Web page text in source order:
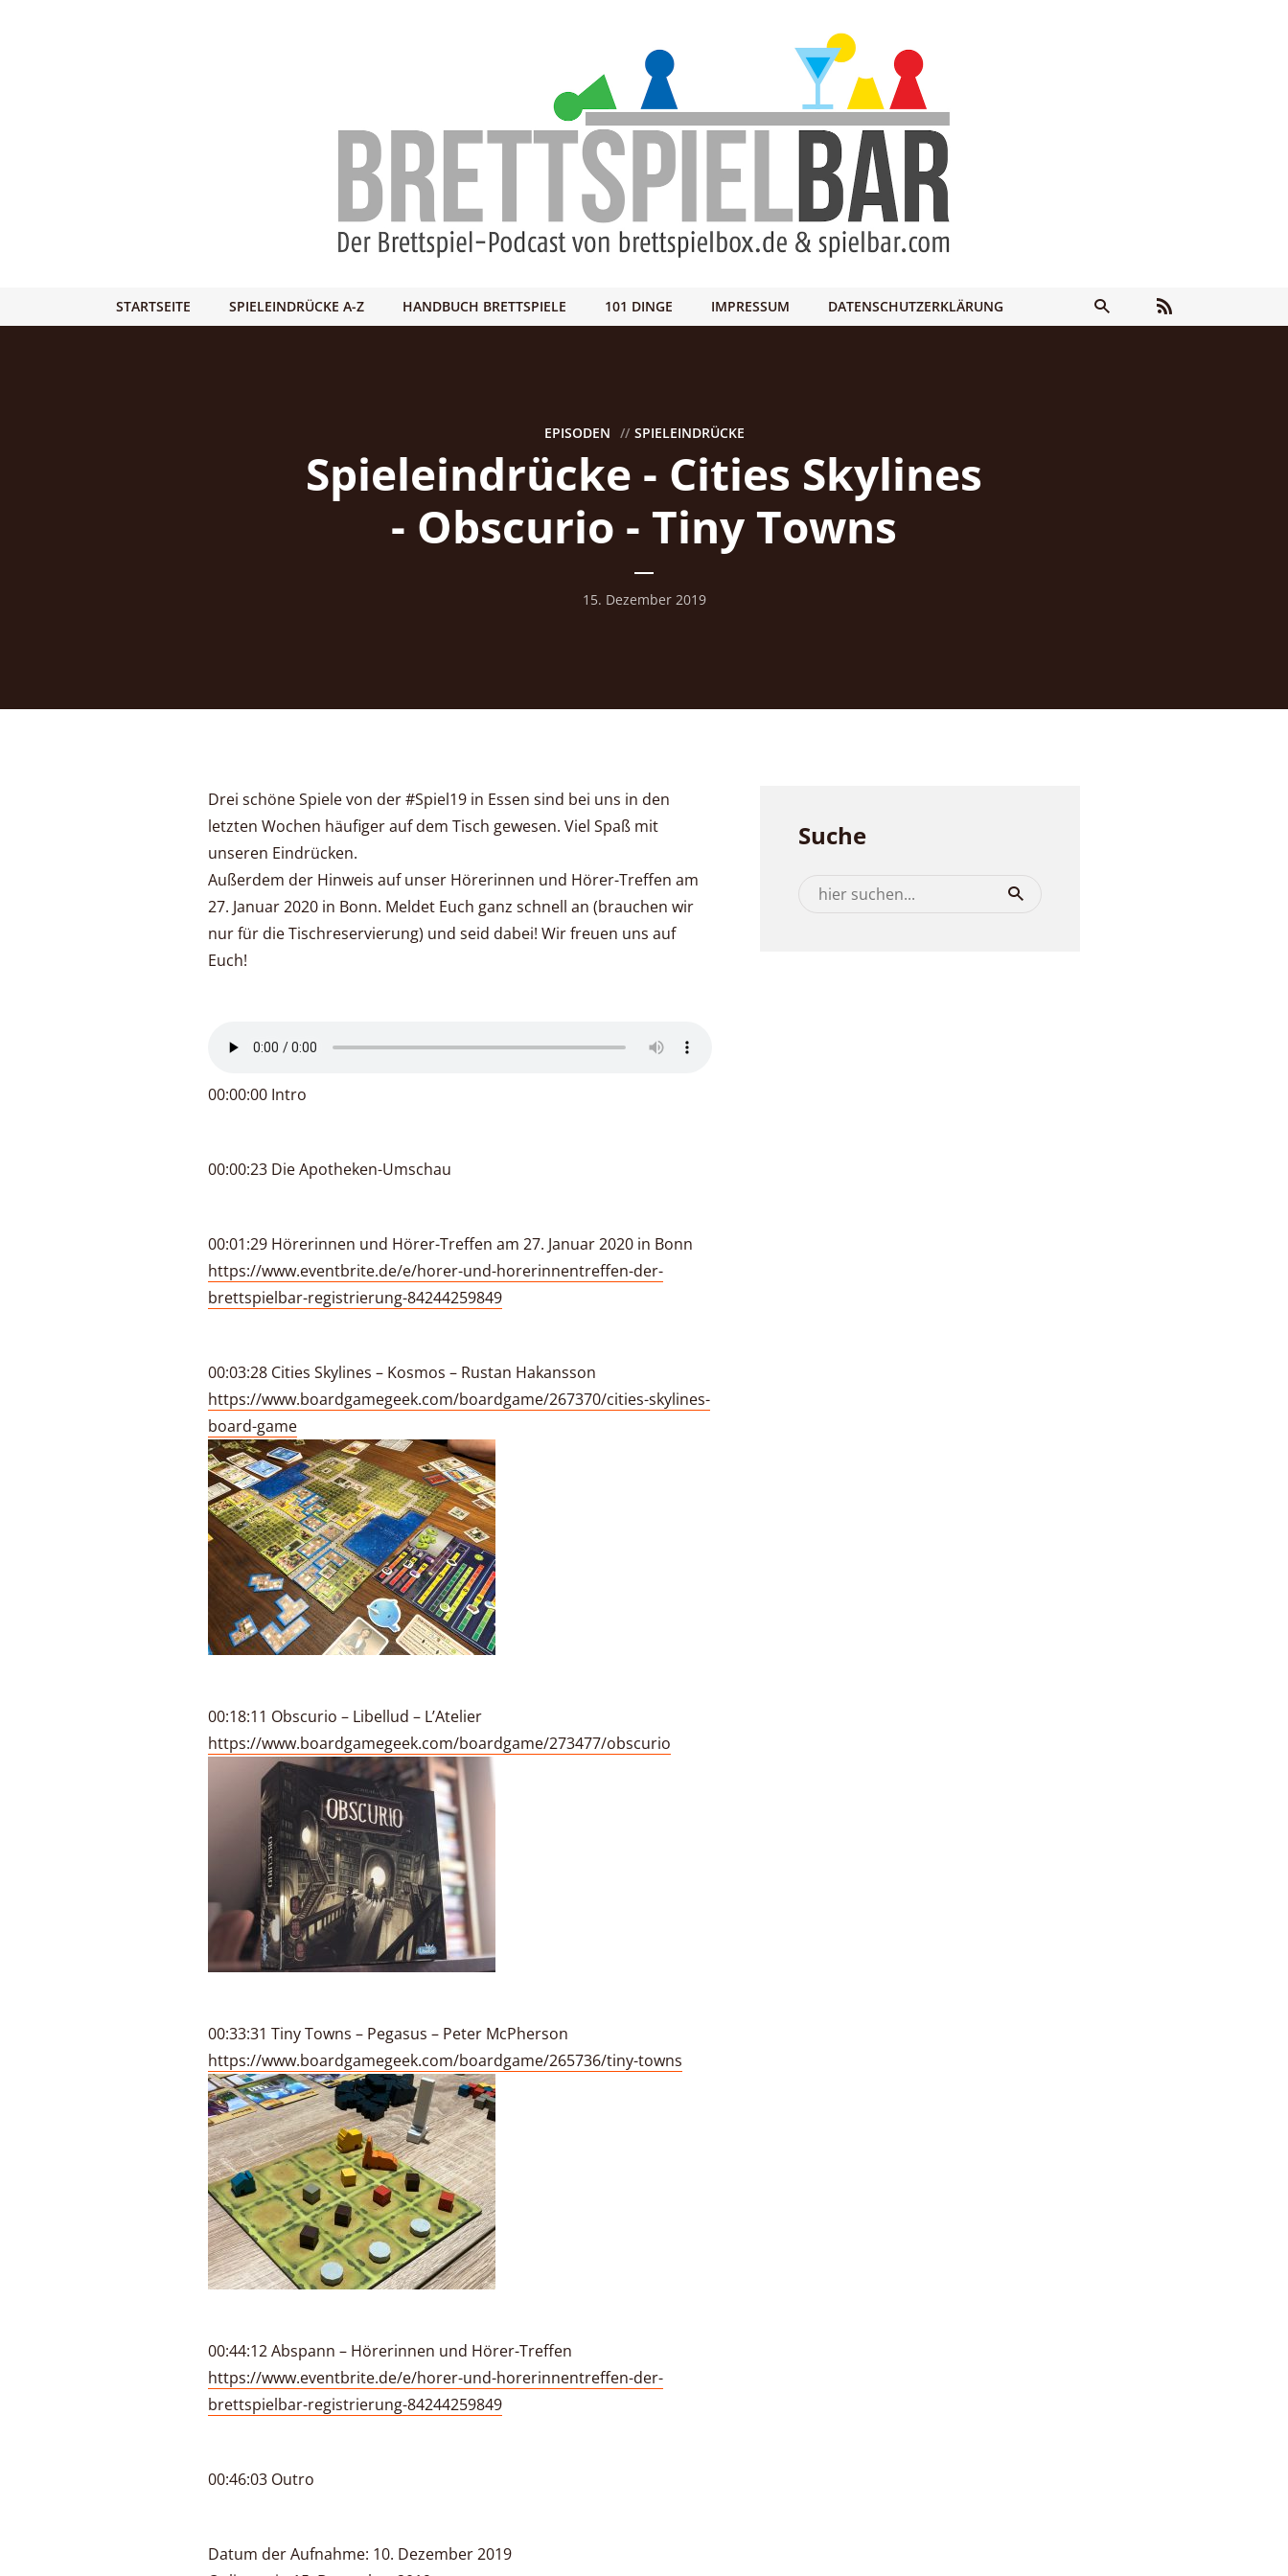
STARTSEITE SPIELEINDRÜCKE A-Z HANDBUCH BRETTSPIELE 101 DINGE IMPRESSUM DATENSCHUTZERKLÄRUNG
EPISODEN SPIELEINDRÜCKE
Spieleindrücke - Cities Skylines
- Obscurio - Tiny Towns
15. Dezember 2019
Drei schöne Spiele von der #Spiel19 in Essen sind bei uns in den
letzten Wochen häufiger auf dem Tisch gewesen. Viel Spaß mit
unseren Eindrücken.
Außerdem der Hinweis auf unser Hörerinnen und Hörer-Treffen am
27. Januar 2020 in Bonn. Meldet Euch ganz schnell an (brauchen wir
nur für die Tischreservierung) und seid dabei! Wir freuen uns auf
Euch!
00:00:00 Intro
00:00:23 Die Apotheken-Umschau
00:01:29 Hörerinnen und Hörer-Treffen am 27. Januar 2020 in Bonn
https://www.eventbrite.de/e/horer-und-horerinnentreffen-der-
brettspielbar-registrierung-84244259849
00:03:28 Cities Skylines – Kosmos – Rustan Hakansson
https://www.boardgamegeek.com/boardgame/267370/cities-skylines-
board-game
00:18:11 Obscurio – Libellud – L’Atelier
https://www.boardgamegeek.com/boardgame/273477/obscurio
00:33:31 Tiny Towns – Pegasus – Peter McPherson
https://www.boardgamegeek.com/boardgame/265736/tiny-towns
00:44:12 Abspann – Hörerinnen und Hörer-Treffen
https://www.eventbrite.de/e/horer-und-horerinnentreffen-der-
brettspielbar-registrierung-84244259849
00:46:03 Outro
Datum der Aufnahme: 10. Dezember 2019
Suche